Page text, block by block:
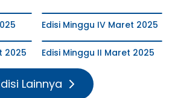
Edisi Minggu IV Maret 2025
2025 Edisi Minggu II Maret 2025
Lainnya